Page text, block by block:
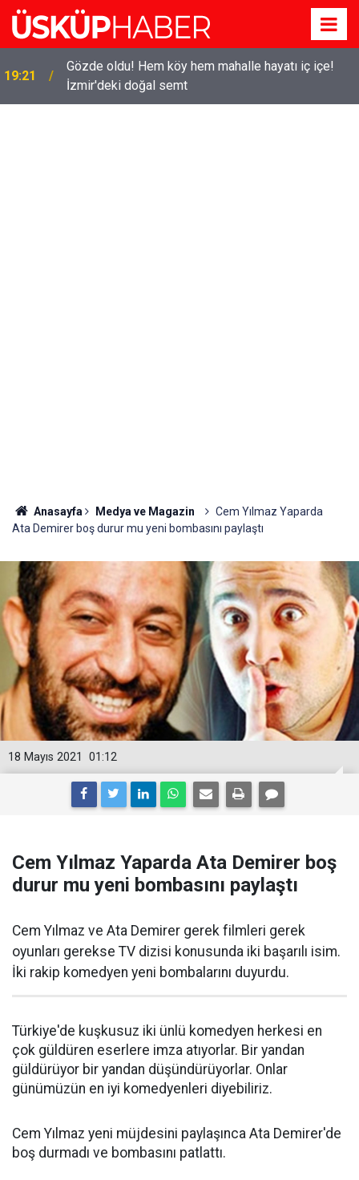
19:21
Gözde oldu! Hem köy hem mahalle hayatı iç içe!
İzmir'deki doğal semt
Anasayfa Medya ve Magazin
Cem Yılmaz Yaparda
Ata Demirer boş durur mu yeni bombasını paylaştı
01:12
18 Mayıs 2021
Cem Yılmaz Yaparda Ata Demirer boş
durur mu yeni bombasını paylaştı
Cem Yılmaz ve Ata Demirer gerek filmleri gerek
oyunları gerekse TV dizisi konusunda iki başarılı isim.
İki rakip komedyen yeni bombalarını duyurdu.
Türkiye'de kuşkusuz iki ünlü komedyen herkesi en
çok güldüren eserlere imza atıyorlar. Bir yandan
güldürüyor bir yandan düşündürüyorlar. Onlar
günümüzün en iyi komedyenleri diyebiliriz.
Cem Yılmaz yeni müjdesini paylaşınca Ata Demirer'de
boş durmadı ve bombasını patlattı.